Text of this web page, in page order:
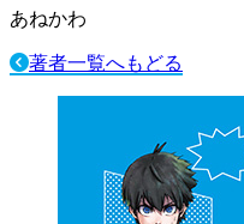
あねかわ
著者一覧へもどる